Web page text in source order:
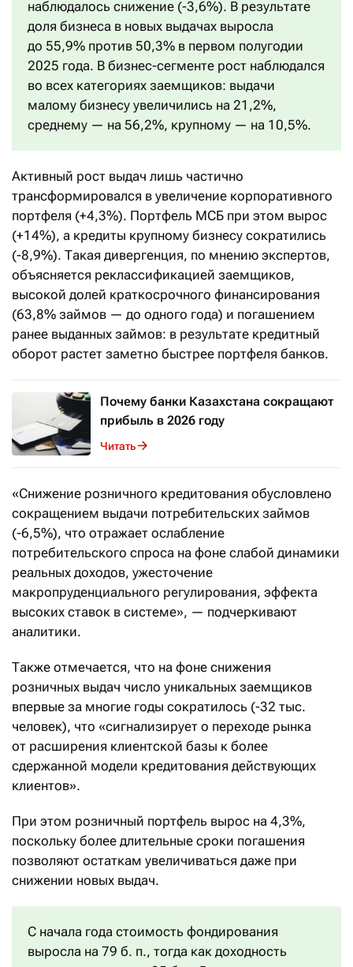
наблюдалось снижение (-3,6%). В результате
доля бизнеса в новых выдачах выросла
до 55,9% против 50,3% в первом полугодии
2025 года. В бизнес-сегменте рост наблюдался
во всех категориях заемщиков: выдачи
малому бизнесу увеличились на 21,2%,
среднему — на 56,2%, крупному — на 10,5%.
Активный рост выдач лишь частично
трансформировался в увеличение корпоративного
портфеля (+4,3%). Портфель МСБ при этом вырос
(+14%), а кредиты крупному бизнесу сократились
(-8,9%). Такая дивергенция, по мнению экспертов,
объясняется реклассификацией заемщиков,
высокой долей краткосрочного финансирования
(63,8% займов — до одного года) и погашением
ранее выданных займов: в результате кредитный
оборот растет заметно быстрее портфеля банков.
Почему банки Казахстана сокращают
прибыль в 2026 году
Читать
«Снижение розничного кредитования обусловлено
сокращением выдачи потребительских займов
(-6,5%), что отражает ослабление
потребительского спроса на фоне слабой динамики
реальных доходов, ужесточение
макропруденциального регулирования, эффекта
высоких ставок в системе», — подчеркивают
аналитики.
Также отмечается, что на фоне снижения
розничных выдач число уникальных заемщиков
впервые за многие годы сократилось (-32 тыс.
человек), что «сигнализирует о переходе рынка
от расширения клиентской базы к более
сдержанной модели кредитования действующих
клиентов».
При этом розничный портфель вырос на 4,3%,
поскольку более длительные сроки погашения
позволяют остаткам увеличиваться даже при
снижении новых выдач.
С начала года стоимость фондирования
выросла на 79 б. п., тогда как доходность